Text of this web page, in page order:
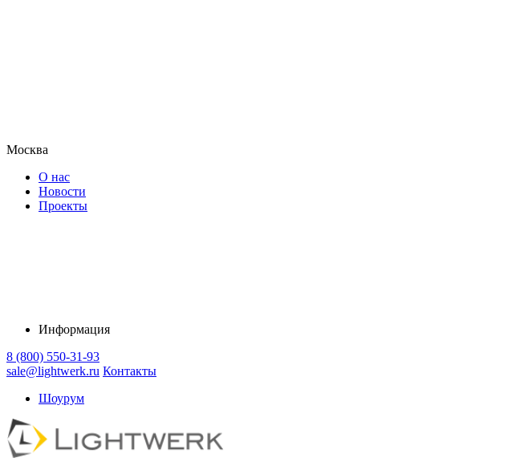
Москва
О нас
Новости
Проекты
Информация
8 (800) 550-31-93
sale@lightwerk.ru Контакты
Шоурум